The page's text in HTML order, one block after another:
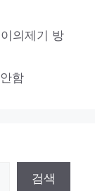
의제기 방
함
검색